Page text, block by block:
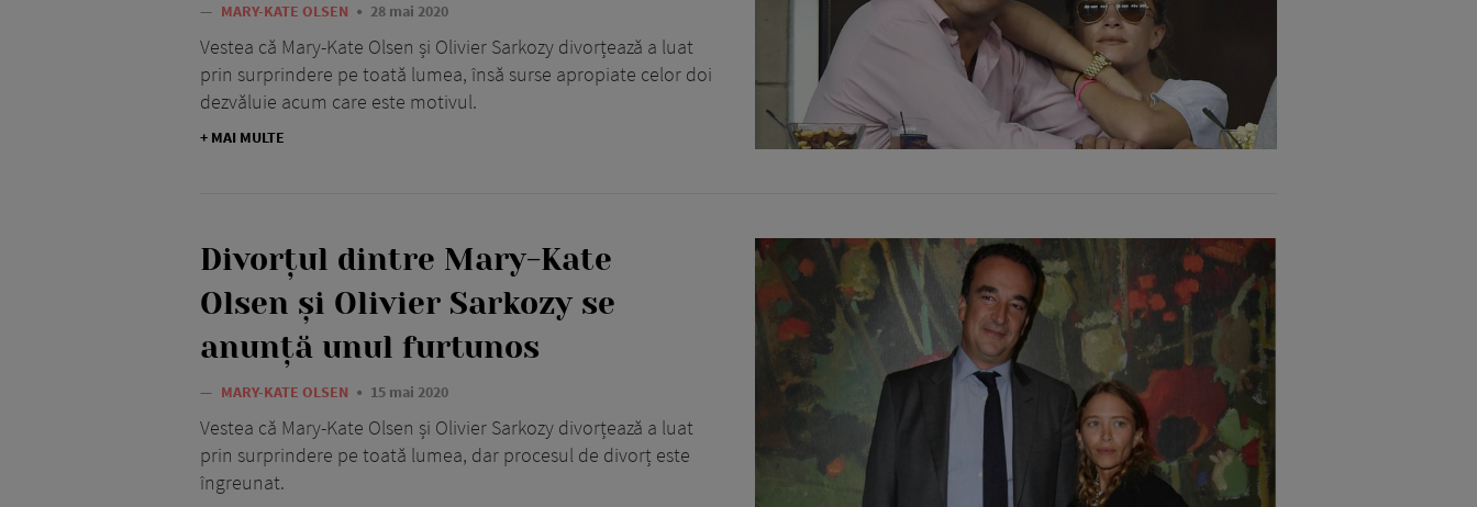
— MARY-KATE OLSEN 28 mai 2020
Vestea că Mary-Kate Olsen și Olivier Sarkozy divorțează a luat
prin surprindere pe toată lumea, însă surse apropiate celor doi
dezvăluie acum care este motivul.
+ MAI MULTE
Divorțul dintre Mary-Kate
Olsen și Olivier Sarkozy se
anunță unul furtunos
— MARY-KATE OLSEN 15 mai 2020
Vestea că Mary-Kate Olsen și Olivier Sarkozy divorțează a luat
prin surprindere pe toată lumea, dar procesul de divorț este
îngreunat.